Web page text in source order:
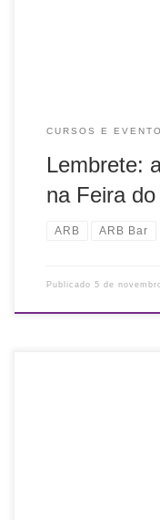
CURSOS E
Lembrete:
na Feira
ARB ARB Bar
Publicado 5 de